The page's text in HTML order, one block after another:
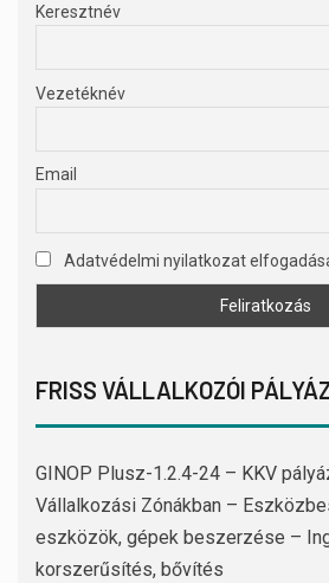
Keresztnév
Vezetéknév
Email
Adatvédelmi nyilatkozat
FRISS VÁLLALKOZÓI
GINOP Plusz-1.2.4-24 – KKV
Vállalkozási Zónákban –
eszközök, gépek beszerzése –
korszerűsítés, bővítés